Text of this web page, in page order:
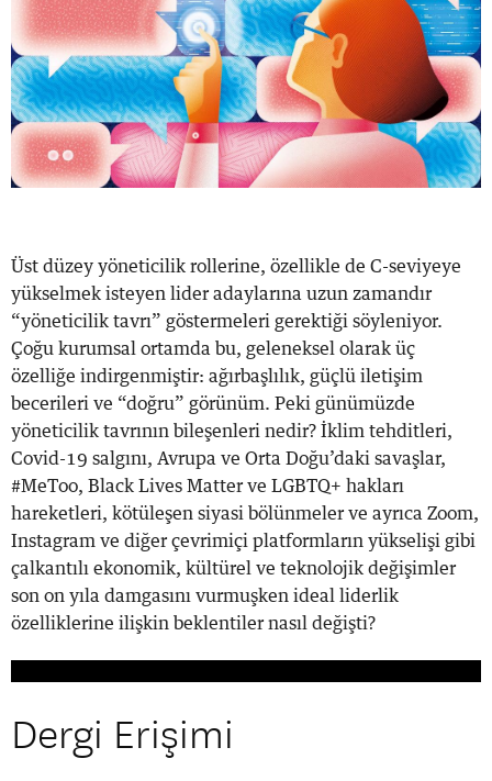
Üst düzey yöneticilik rollerine, özellikle de C-seviyeye
yükselmek isteyen lider adaylarına uzun zamandır
“yöneticilik tavrı” göstermeleri gerektiği söyleniyor.
Çoğu kurumsal ortamda bu, geleneksel olarak üç
özelliğe indirgenmiştir: ağırbaşlılık, güçlü iletişim
becerileri ve “doğru” görünüm. Peki günümüzde
yöneticilik tavrının bileşenleri nedir? İklim tehditleri,
Covid-19 salgını, Avrupa ve Orta Doğu’daki savaşlar,
#MeToo, Black Lives Matter ve LGBTQ+ hakları
hareketleri, kötüleşen siyasi bölünmeler ve ayrıca Zoom,
Instagram ve diğer çevrimiçi platformların yükselişi gibi
çalkantılı ekonomik, kültürel ve teknolojik değişimler
son on yıla damgasını vurmuşken ideal liderlik
özelliklerine ilişkin beklentiler nasıl değişti?
Dergi Erişimi